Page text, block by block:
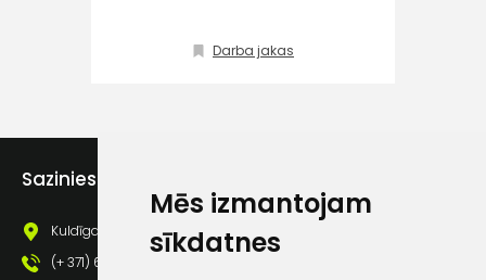
Mēs izmantojam
sīkdatnes
Darba jakas
Sazinies ar mums
Kuldīgas iela 69a, Saldus, Saldus nov., LV - 3801
(+ 371) 63 881 186
atbalsts
(+371) 63 881
186
info@hards.lv